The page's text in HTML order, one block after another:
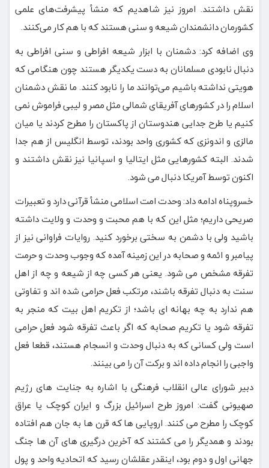
نقش داشتند. امروز نیز شاهدیم که منشأ پیشرفت‌های علمی
کشورمان دانشمندان شیعه و سنی هستند که با هم کار می‌کنند.
وی اضافه کرد: دشمنان با ابزار شیعه افراطی و سنی افراطی به
دنبال نابودی مسلمانان به دست یکدیگر هستند چون هنگامی که
هویتی نداشته باشیم می‌توانند ما را نابود کنند. ما نقش دشمنان
اسلام را در کشورهای آفریقای شمالی مثل مصر و لیبی فراموش نمی
کنیم یا طرح جدایی هندوستان از پاکستان را مطرح کردند یا میان
مالزی و اندونزی که کشوری واحد بودند، توسط انگلیس از هم جدا
شدند. البته کشورهایی مثل ایتالیا و اسپانیا نیز نقش داشتند و
اکنون توسط آمریکا دنبال می شود.
خسروپناه ادامه داد: وحدت امت اسلامی منشأ قرآنی دارد و تعبیرات
صریحی داریم؛ مثل این که با هم محبت و وحدت و ولایت داشته
باشید ولی با دشمن به سختی برخورد کنید. روایات فراوانی نیز از
پیامبر و ائمه و صحابه در این زمینه آمده که وجوب وحدت و حرمت
تفرقه مشخص می شود. یعنی هر کسی چه از شیعه و چه از اهل
سنت به دنبال تفرقه باشند، مرتکب فعل حرامی شده اند و تفاوتی
هم ندارد به چه بهانه ای باشد؛ از تکریم اهل بیت که منجر به
تفرقه شود یا تکریم صحابه که اگر باعث تفرقه شود فعل حرامی
است ولی کسانی که به دنبال وحدت و انسجام هستند، قطعا فعل
واجبی را انجام داده اند و برکت آن را می بینند.
دبیر شورای عالی انقلاب فرهنگی با اشاره به جنایت های رژیم
صهیونی گفت: امروز طرح اسرائیل بزرگ و ایران کوچک یا عراق
کوچک را مطرح می کنند. اروپایی ها که قرن ها به جان هم افتاده
بودند و همدیگر را می کشتند که آخرین درگیری های آن ها جنگ
جهانی اول و دوم بود، اینقدر عقلشان رسید که اتحادیه واحد و پول